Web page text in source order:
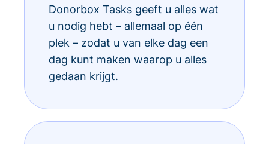
Donorbox Tasks geeft u alles wat
u nodig hebt – allemaal op één
plek – zodat u van elke dag een
dag kunt maken waarop u alles
gedaan krijgt.